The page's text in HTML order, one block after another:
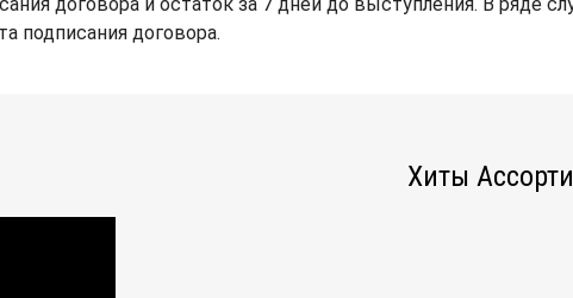
подписания договора.
Хиты Ассорти